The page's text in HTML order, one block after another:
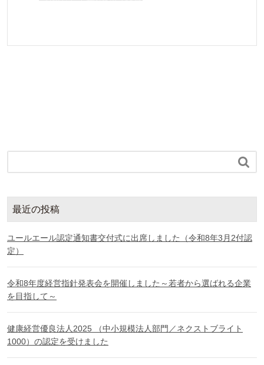

最近の投稿
ユールエール認定通知書交付式に出席しました（令和8年3月2付認
定）
令和8年度経営指針発表会を開催しました～若者から選ばれる企業
を目指して～
健康経営優良法人2025 （中小規模法人部門／ネクストブライト
1000）の認定を受けました